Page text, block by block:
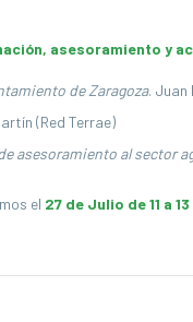
asesoramiento y
de Zaragoza. Juan
(Red Terrae)
asesoramiento al sector
el 27 de Julio de 11 a